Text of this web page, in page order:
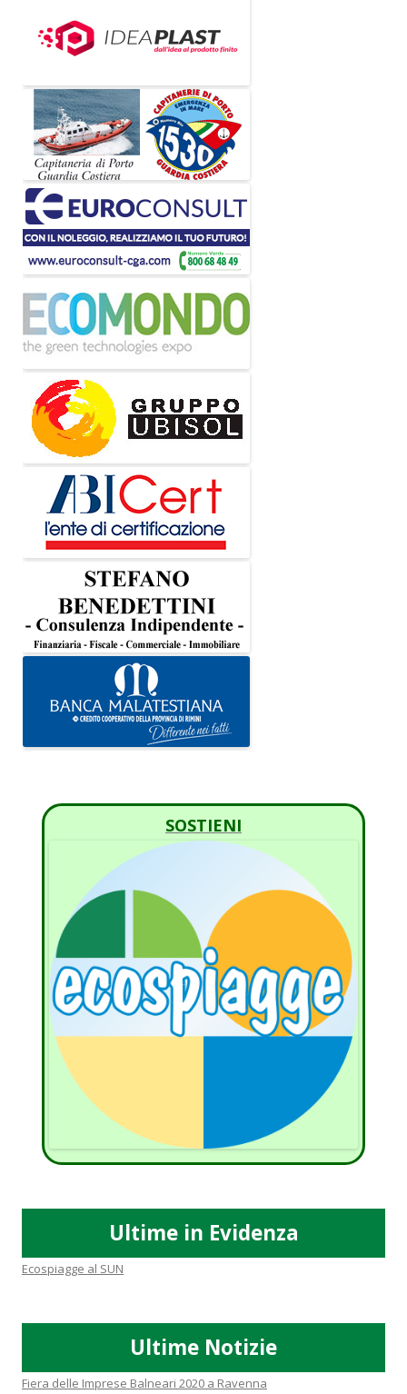
SOSTIENI
Ultime in Evidenza
Ecospiagge al SUN
Ultime Notizie
Fiera delle Imprese Balneari 2020 a Ravenna